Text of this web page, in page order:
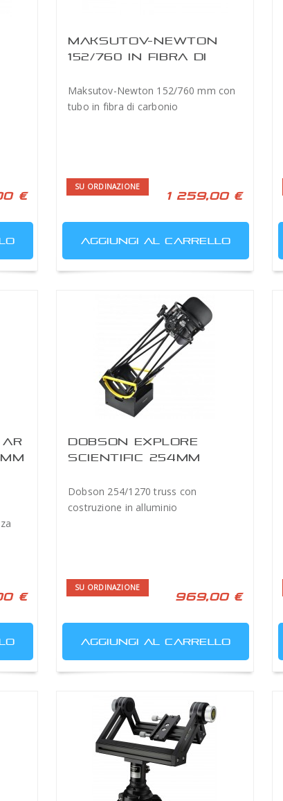
€
MAKSUTOV-NEWTON
152/760 IN FIBRA DI
Maksutov-Newton 152/760 mm con
tubo in fibra di carbonio
SU ORDINAZIONE
1 259,00 €
AGGIUNGI AL CARRELLO
AR
€
DOBSON EXPLORE
SCIENTIFIC 254MM
Dobson 254/1270 truss con
costruzione in alluminio
SU ORDINAZIONE
969,00 €
AGGIUNGI AL CARRELLO